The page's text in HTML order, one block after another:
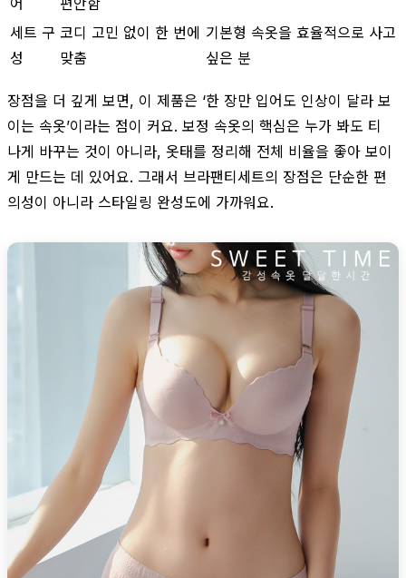
세트 구
성
코디 고민 없이 한 번에
맞춤
기본형 속옷을 효율적으로 사고
싶은 분
장점을 더 깊게 보면, 이 제품은 ‘한 장만 입어도 인상이 달라 보
이는 속옷’이라는 점이 커요. 보정 속옷의 핵심은 누가 봐도 티
나게 바꾸는 것이 아니라, 옷태를 정리해 전체 비율을 좋아 보이
게 만드는 데 있어요. 그래서 브라팬티세트의 장점은 단순한 편
의성이 아니라 스타일링 완성도에 가까워요.